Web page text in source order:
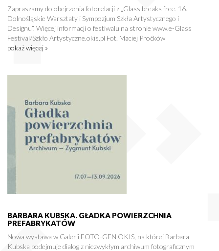
Zapraszamy do obejrzenia fotorelacji z „Glass breaks free. 16.
Dolnośląskie Warsztaty i Sympozjum Szkła Artystycznego i
Designu”. Więcej informacji o festiwalu na stronie www.e-Glass
Festival/Szkło Artystyczne.okis.pl Fot. Maciej Proćków
pokaż więcej »
BARBARA KUBSKA. GŁADKA POWIERZCHNIA
PREFABRYKATÓW
Nowa wystawa w Galerii FOTO-GEN OKIS, na której Barbara
Kubska podejmuje dialog z niezwykłym archiwum fotograficznym